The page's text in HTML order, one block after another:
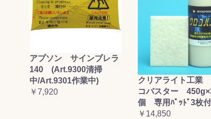
カートへ
アプソン サインブレラ
140 (Art.9300清掃
中/Art.9301作業中)
￥7,920
クリアライト工業
コバスター
個 専用ﾊﾟｯﾄﾞ3枚
￥14,850